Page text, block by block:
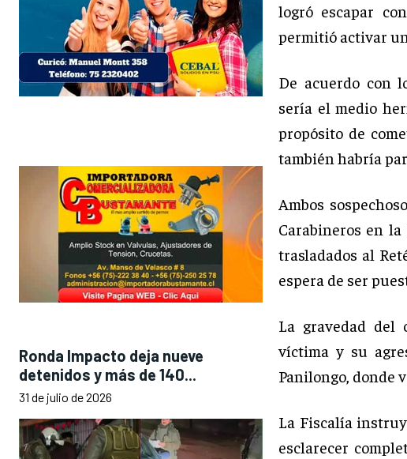
Ronda Impacto deja nueve
detenidos y más de 140...
31 de julio de 2026
logró escapar
permitió activar
De acuerdo con
sería el medio
propósito de
también habría
Ambos
Carabineros en
trasladados al
espera de ser
La gravedad del
víctima y su
Panilongo, donde
La Fiscalía
esclarecer